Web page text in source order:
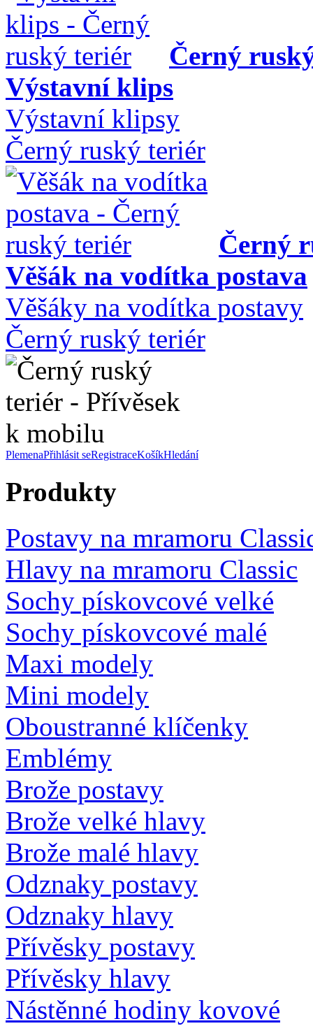
Černý
Výstavní klips
Výstavní klipsy
Černý ruský teriér
Černý
Věšák na vodítka postava
Věšáky na vodítka postavy
Černý ruský teriér
PlemenaPřihlásit seRegistraceKošíkHledání
Produkty
Postavy na mramoru
Hlavy na mramoru Classic
Sochy pískovcové velké
Sochy pískovcové malé
Maxi modely
Mini modely
Oboustranné klíčenky
Emblémy
Brože postavy
Brože velké hlavy
Brože malé hlavy
Odznaky postavy
Odznaky hlavy
Přívěsky postavy
Přívěsky hlavy
Nástěnné hodiny kovové